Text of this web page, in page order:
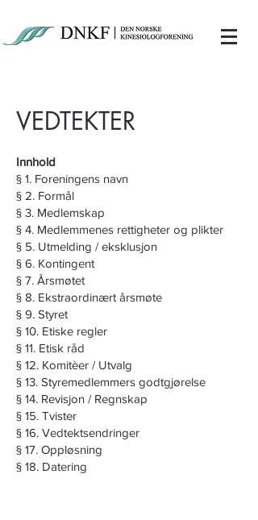
VEDTEKTER
Innhold
§ 1. Foreningens navn
§ 2. Formål
§ 3. Medlemskap
§ 4. Medlemmenes rettigheter og plikter
§ 5. Utmelding / eksklusjon
§ 6. Kontingent
§ 7. Årsmøtet
§ 8. Ekstraordinært årsmøte
§ 9. Styret
§ 10. Etiske regler
§ 11. Etisk råd
§ 12. Komitèer / Utvalg
§ 13. Styremedlemmers godtgjørelse
§ 14. Revisjon / Regnskap
§ 15. Tvister
§ 16. Vedtektsendringer
§ 17. Oppløsning
§ 18. Datering